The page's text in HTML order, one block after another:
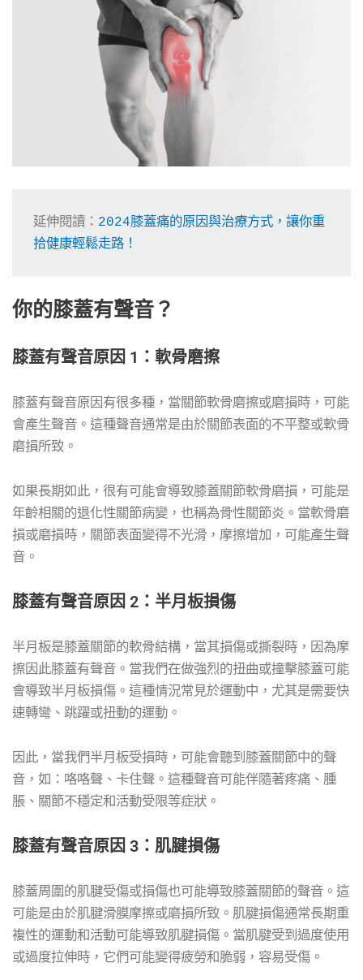
延伸閱讀： 2024膝蓋痛的原因與治療方式，讓你重
拾健康輕鬆走路！
你的膝蓋有聲音？
膝蓋有聲音原因 1：軟骨磨擦
膝蓋有聲音原因有很多種，當關節軟骨磨擦或磨損時，可能
會產生聲音。這種聲音通常是由於關節表面的不平整或軟骨
磨損所致。
如果長期如此，很有可能會導致膝蓋關節軟骨磨損，可能是
年齡相關的退化性關節病變，也稱為骨性關節炎。當軟骨磨
損或磨損時，關節表面變得不光滑，摩擦增加，可能產生聲
音。
膝蓋有聲音原因 2：半月板損傷
半月板是膝蓋關節的軟骨結構，當其損傷或撕裂時，因為摩
擦因此膝蓋有聲音。當我們在做強烈的扭曲或撞擊膝蓋可能
會導致半月板損傷。這種情況常見於運動中，尤其是需要快
速轉彎、跳躍或扭動的運動。
因此，當我們半月板受損時，可能會聽到膝蓋關節中的聲
音，如：咯咯聲、卡住聲。這種聲音可能伴隨著疼痛、腫
脹、關節不穩定和活動受限等症狀。
膝蓋有聲音原因 3：肌腱損傷
膝蓋周圍的肌腱受傷或損傷也可能導致膝蓋關節的聲音。這
可能是由於肌腱滑膜摩擦或磨損所致。肌腱損傷通常長期重
複性的運動和活動可能導致肌腱損傷。當肌腱受到過度使用
或過度拉伸時，它們可能變得疲勞和脆弱，容易受傷。